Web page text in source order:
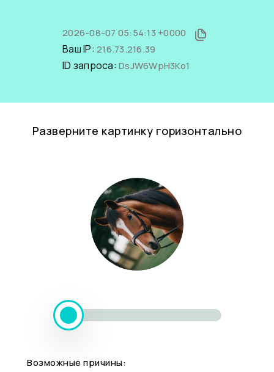
2026-08-07 05:54:13 +0000
Ваш IP: 216.73.216.39
ID запроса: DsJW6WpH3Ko1
Разверните картинку горизонтально
Возможные причины: